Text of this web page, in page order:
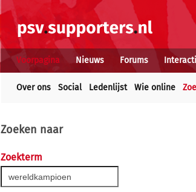
Voorpagina Nieuws Forums
Over ons Social Ledenlijst Wie online
Zoeken naar
Zoekterm